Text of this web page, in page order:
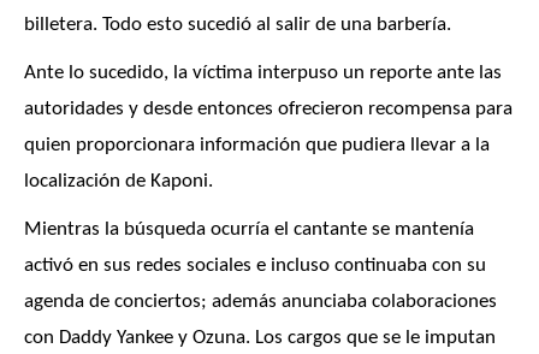
billetera. Todo esto sucedió al salir de una barbería.
Ante lo sucedido, la víctima interpuso un reporte ante las
autoridades y desde entonces ofrecieron recompensa para
quien proporcionara información que pudiera llevar a la
localización de Kaponi.
Mientras la búsqueda ocurría el cantante se mantenía
activó en sus redes sociales e incluso continuaba con su
agenda de conciertos; además anunciaba colaboraciones
con Daddy Yankee y Ozuna. Los cargos que se le imputan